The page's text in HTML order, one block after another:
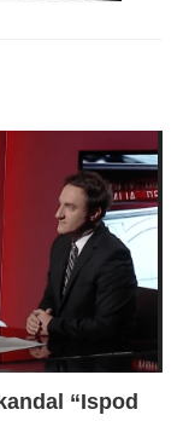
“Ispod